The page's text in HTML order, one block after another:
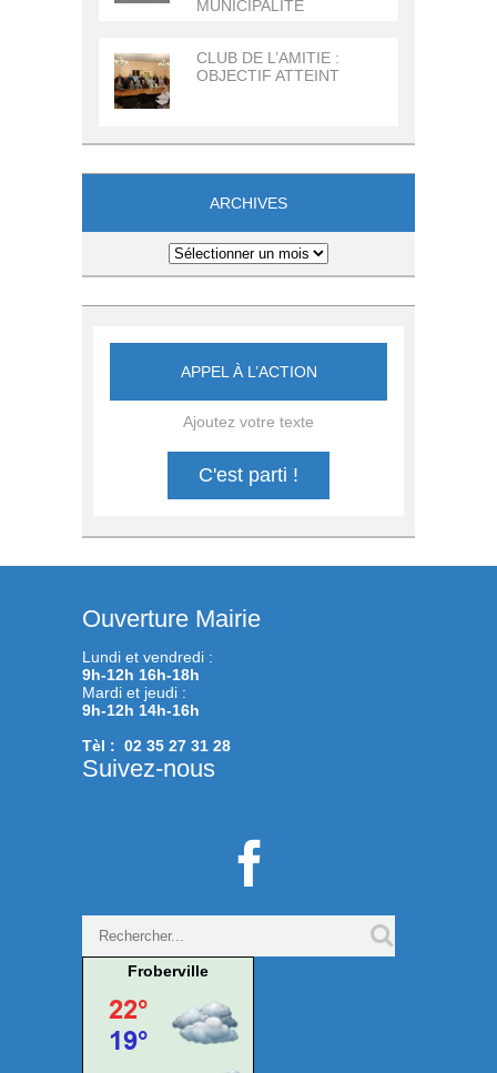
MUNICIPALITE
CLUB DE L’AMITIE :
OBJECTIF ATTEINT
ARCHIVES
APPEL À L’ACTION
Ajoutez votre texte
C'est parti !
Ouverture Mairie
Lundi et vendredi :
9h-12h 16h-18h
Mardi et jeudi :
9h-12h 14h-16h
Tèl : 02 35 27 31 28
Suivez-nous

Froberville